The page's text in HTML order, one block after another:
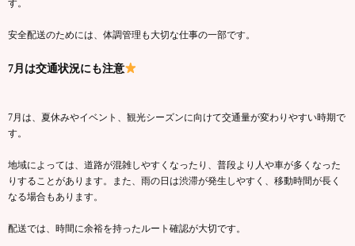
す。
安全配送のためには、体調管理も大切な仕事の一部です。
7月は交通状況にも注意
7月は、夏休みやイベント、観光シーズンに向けて交通量が変わりやすい時期で
す。
地域によっては、道路が混雑しやすくなったり、普段より人や車が多くなった
りすることがあります。また、雨の日は渋滞が発生しやすく、移動時間が長く
なる場合もあります。
配送では、時間に余裕を持ったルート確認が大切です。